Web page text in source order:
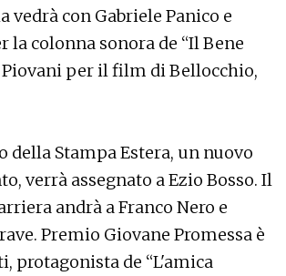
vedrà con Gabriele Panico e
la colonna sonora de “Il Bene
Piovani per il film di Bellocchio,
della Stampa Estera, un nuovo
verrà assegnato a Ezio Bosso. Il
andrà a Franco Nero e
Premio Giovane Promessa è
protagonista de “L'amica